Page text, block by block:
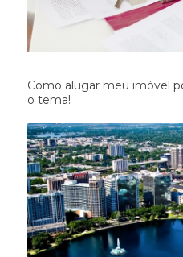
Como alugar meu imóvel
o tema!